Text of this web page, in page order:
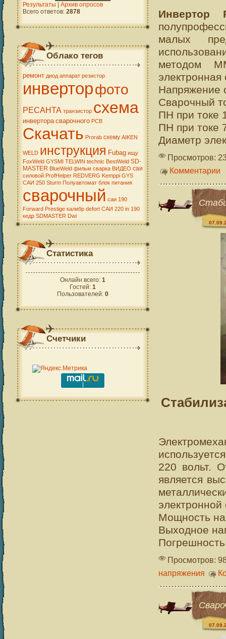
Инвертор
малых
методом
Напряжение
Сварочный
ПН при токе
ПН при токе
Диаметр
Просмотров:
Комментарии
220 вольт.
является
Мощность
Выходное
Просмотров:
напряжения
Результаты | Архив опросов
Всего ответов: 2878
Облако тегов
ремонт диод аппарат резистор
инверторфото
РЕСАНТА транзистор схема
инвертора сварочного PCB
Скачать Prorab схему AIKEN
WELD инструкция Fubag ищу
FoxWeld GYSMI TELWIN technic BestWeld SD-
MASTER BlueWeld фильм сварка ВИДЕО саи
силовой ProfHelper REDVERG Kemppi GYS
САИ 250 Sturm Полуавтомат блок питания
сварочный саи 190
Forward Prestige калибр defort САИ 220 in 190
кедр SDMASTER Dwi
Статистика
Онлайн всего: 1
Гостей: 1
Пользователей: 0
Счетчики